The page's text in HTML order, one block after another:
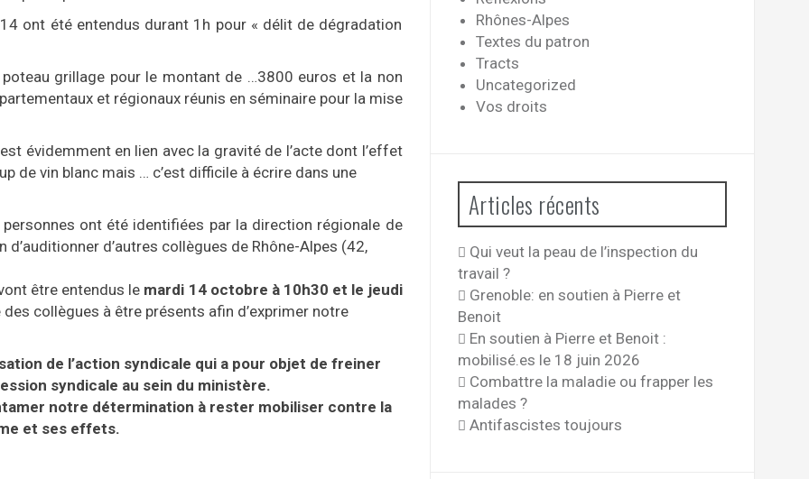
ont été entendus durant 1h pour « délit de dégradation
poteau grillage pour le montant de …3800 euros et la non
et régionaux réunis en séminaire pour la mise
évidemment en lien avec la gravité de l’acte dont l’effet
de vin blanc mais … c’est difficile à écrire dans une
ont été identifiées par la direction régionale de
d’autres collègues de Rhône-Alpes (42,
être entendus le mardi 14 octobre à 10h30 et le jeudi
des collègues à être présents afin d’exprimer notre
de l’action syndicale qui a pour objet de freiner
syndicale au sein du ministère.
notre détermination à rester mobiliser contre la
et ses effets.
Rhônes-Alpes
Textes du patron
Tracts
Uncategorized
Vos droits
Articles récents
Qui veut la peau de l’inspection du
travail ?
Grenoble: en soutien à Pierre et
Benoit
En soutien à Pierre et Benoit :
mobilisé.es le 18 juin 2026
Combattre la maladie ou frapper les
malades ?
Antifascistes toujours